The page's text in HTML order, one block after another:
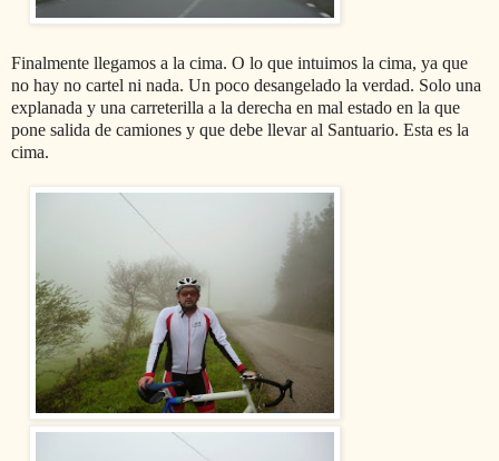
Finalmente llegamos a la cima. O lo que intuimos la cima, ya que
no hay no cartel ni nada. Un poco desangelado la verdad. Solo una
explanada y una carreterilla a la derecha en mal estado en la que
pone salida de camiones y que debe llevar al Santuario. Esta es la
cima.